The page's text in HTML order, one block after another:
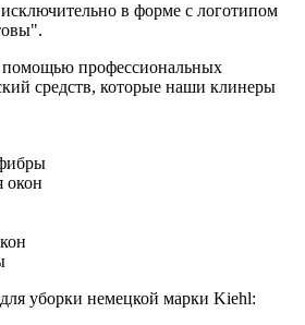
в форме с логотипом
помощью профессиональных
средств, которые наши клинеры
окон
уборки немецкой марки Kiehl: